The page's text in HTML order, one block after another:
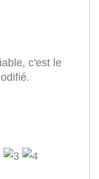
c'est le